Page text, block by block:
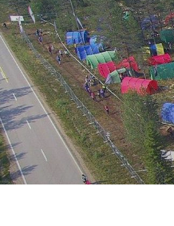
Ryhti